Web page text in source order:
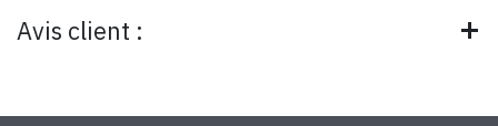
Avis client :